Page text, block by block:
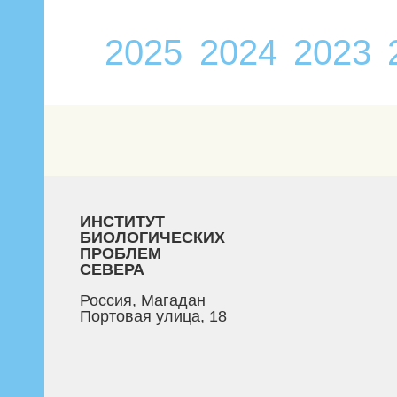
2025 2024 2023
ИНСТИТУТ
БИОЛОГИЧЕСКИХ
ПРОБЛЕМ
СЕВЕРА
Россия, Магадан
Портовая улица, 18